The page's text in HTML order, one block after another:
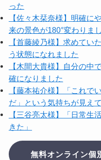
った
【佐々木栞奈様】明確に
来の景色が180°変わりま
【首藤綾乃様】求めてい
う状態になれました
【木間大貴様】自分の中
確になりました
【藤本祐介様】「これで
だ」という気持ちが見え
【三谷亮太様】「日常生
きた」
無料オンライン個